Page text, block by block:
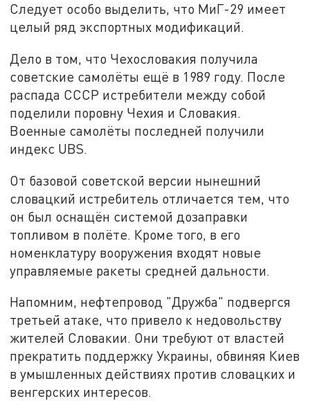
Следует особо выделить, что МиГ-29 имеет
целый ряд экспортных модификаций.
Дело в том, что Чехословакия получила
советские самолёты ещё в 1989 году. После
распада СССР истребители между собой
поделили поровну Чехия и Словакия.
Военные самолёты последней получили
индекс UBS.
От базовой советской версии нынешний
словацкий истребитель отличается тем, что
он был оснащён системой дозаправки
топливом в полёте. Кроме того, в его
номенклатуру вооружения входят новые
управляемые ракеты средней дальности.
Напомним, нефтепровод "Дружба" подвергся
третьей атаке, что привело к недовольству
жителей Словакии. Они требуют от властей
прекратить поддержку Украины, обвиняя Киев
в умышленных действиях против словацких и
венгерских интересов.